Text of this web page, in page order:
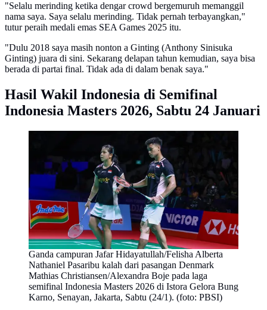
"Selalu merinding ketika dengar crowd bergemuruh memanggil
nama saya. Saya selalu merinding. Tidak pernah terbayangkan,"
tutur peraih medali emas SEA Games 2025 itu.
"Dulu 2018 saya masih nonton a Ginting (Anthony Sinisuka
Ginting) juara di sini. Sekarang delapan tahun kemudian, saya bisa
berada di partai final. Tidak ada di dalam benak saya."
Hasil Wakil Indonesia di Semifinal
Indonesia Masters 2026, Sabtu 24 Januari
Ganda campuran Jafar Hidayatullah/Felisha Alberta
Nathaniel Pasaribu kalah dari pasangan Denmark
Mathias Christiansen/Alexandra Boje pada laga
semifinal Indonesia Masters 2026 di Istora Gelora Bung
Karno, Senayan, Jakarta, Sabtu (24/1). (foto: PBSI)